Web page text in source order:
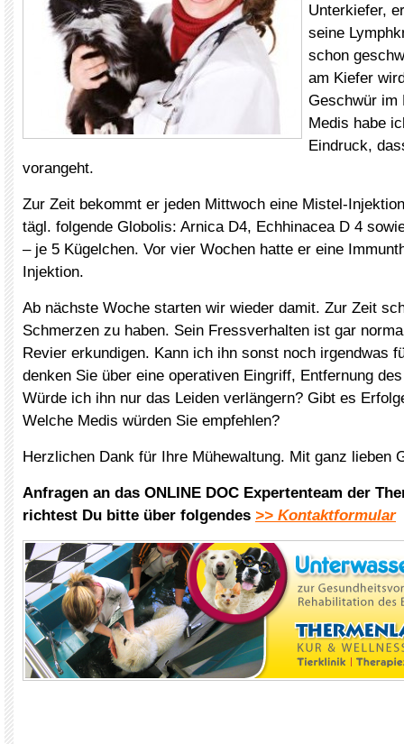
Unterkiefer,
seine
schon
am Kiefer
Geschwür im
Medis habe
Eindruck,
vorangeht.
Zur Zeit bekommt er jeden Mittwoch eine Mistel-
tägl. folgende Globolis: Arnica D4, Echhinacea D 4
– je 5 Kügelchen. Vor vier Wochen hatte er eine
Injektion.
Ab nächste Woche starten wir wieder damit. Zur Zeit
Schmerzen zu haben. Sein Fressverhalten ist gar
Revier erkundigen. Kann ich ihn sonst noch irgendwas
denken Sie über eine operativen Eingriff, Entfernung
Würde ich ihn nur das Leiden verlängern? Gibt es
Welche Medis würden Sie empfehlen?
Herzlichen Dank für Ihre Mühewaltung. Mit ganz lieben
Anfragen an das ONLINE DOC Expertenteam der
richtest Du bitte über folgendes >> Kontaktformular